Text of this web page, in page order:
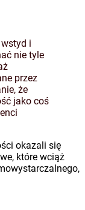
i
nie tyle
przez
że
jako coś
okazali się
które wciąż